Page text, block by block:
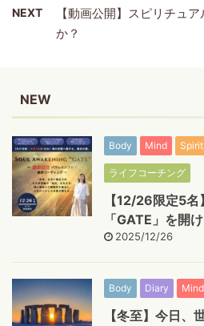
NEXT
【動画公開】スピリチュ
か？
NEW
Body Mind Spirit
ライフコーチング
【12/26限定5
「GATE」を開け
2025/12/26
Body Diary Mind
【冬至】今日、